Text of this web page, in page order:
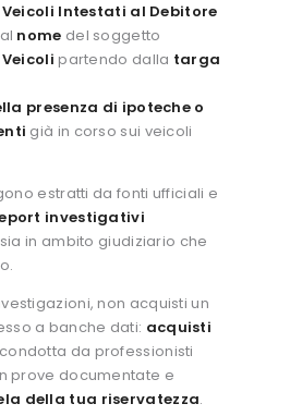
Intestati al Debitore
nome del soggetto
partendo dalla targa
presenza di ipoteche o
già in corso sui veicoli
estratti da fonti ufficiali e
investigativi
in ambito giudiziario che
non acquisti un
a banche dati: acquisti
da professionisti
prove documentate e
della tua riservatezza.